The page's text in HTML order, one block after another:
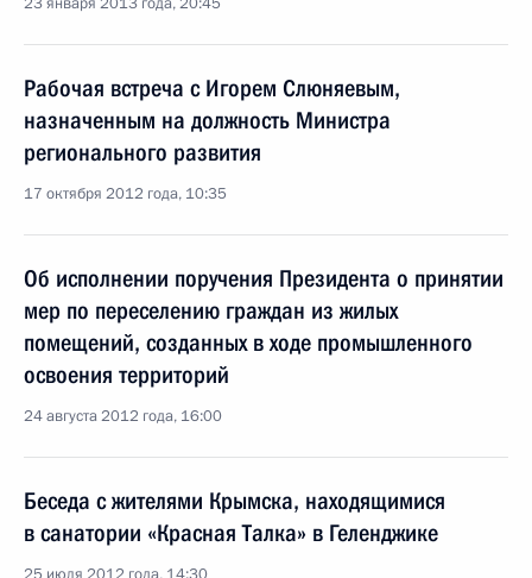
Рабочая встреча с Игорем Слюняевым,
назначенным на должность Министра
регионального развития
17 октября 2012 года, 10:35
Об исполнении поручения Президента о принятии
мер по переселению граждан из жилых
помещений, созданных в ходе промышленного
освоения территорий
24 августа 2012 года, 16:00
Беседа с жителями Крымска, находящимися
в санатории «Красная Талка» в Геленджике